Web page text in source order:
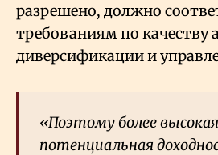
разрешено, должно
требованиям по качеству
диверсификации и
«Поэтому более высокая
потенциальная